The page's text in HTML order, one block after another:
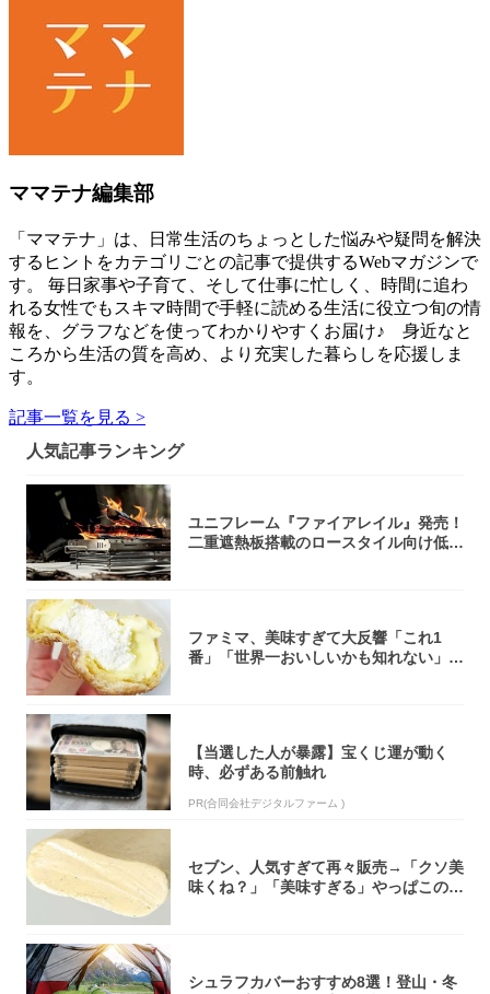
ママテナ編集部
「ママテナ」は、日常生活のちょっとした悩みや疑問を解決
するヒントをカテゴリごとの記事で提供するWebマガジンで
す。 毎日家事や子育て、そして仕事に忙しく、時間に追わ
れる女性でもスキマ時間で手軽に読める生活に役立つ旬の情
報を、グラフなどを使ってわかりやすくお届け♪ 身近なと
ころから生活の質を高め、より充実した暮らしを応援しま
す。
記事一覧を見る >
人気記事ランキング
ユニフレーム『ファイアレイル』発売！
二重遮熱板搭載のロースタイル向け低型
ファミマ、美味すぎて大反響「これ1
番」「世界一おいしいかも知れない」
【当選した人が暴露】宝くじ運が動く
時、必ずある前触れ
PR(合同会社デジタルファーム )
セブン、人気すぎて再々販売→「クソ美
味くね？」「美味すぎる」やっぱこのク
シュラフカバーおすすめ8選！登山・冬